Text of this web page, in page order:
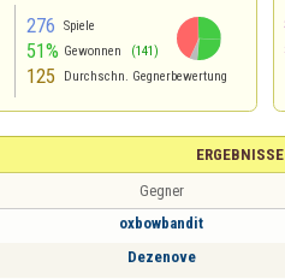
276 Spiele
51% Gewonnen (141)
125 Durchschn. Gegnerbewertung
ERGEBNISSE
Gegner
oxbowbandit
Dezenove